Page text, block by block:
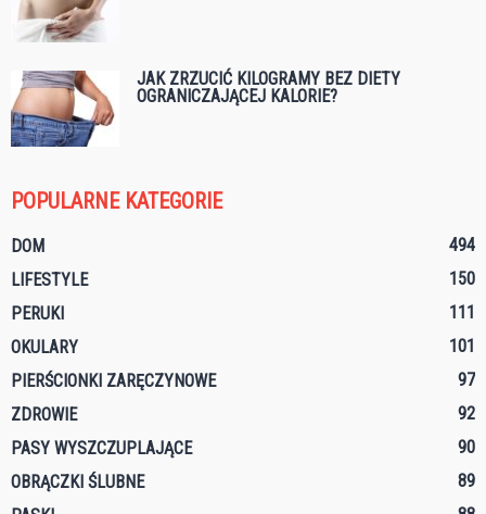
JAK ZRZUCIĆ KILOGRAMY BEZ DIETY
OGRANICZAJĄCEJ KALORIE?
POPULARNE KATEGORIE
DOM
494
LIFESTYLE
150
PERUKI
111
OKULARY
101
PIERŚCIONKI ZARĘCZYNOWE
97
ZDROWIE
92
PASY WYSZCZUPLAJĄCE
90
OBRĄCZKI ŚLUBNE
89